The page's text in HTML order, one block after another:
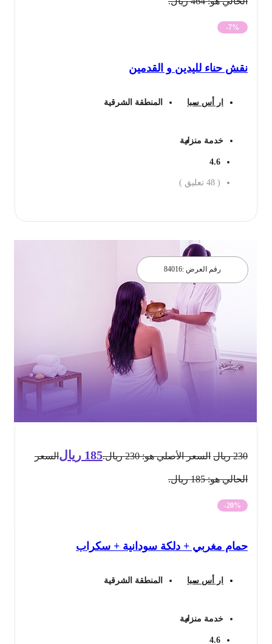
-7%
نقش حناء لليدين و القدمين
ار أس سبا المنطقة الشرقية
خدمة منزلية
4.6
48 تعليق )
رقم العرض : 84016
ريال السعر الأصلي هو: 230 ريال. 185 ريالالسعر
الحالي هو: 185 ريال.
-20%
حمام مغربي + دلكة سودانية + سكراب
ار أس سبا المنطقة الشرقية
خدمة منزلية
4.6